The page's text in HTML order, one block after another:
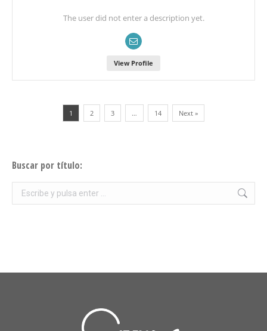
The user did not enter a description yet.
View Profile
1 2 3 … 14 Next »
Buscar por título:
Buscar: